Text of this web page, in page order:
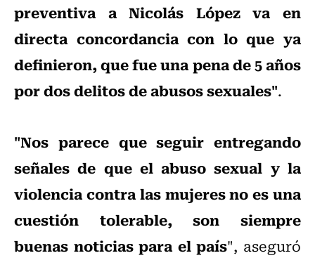
preventiva a Nicolás López va en
directa concordancia con lo que ya
definieron, que fue una pena de 5 años
por dos delitos de abusos sexuales".
"Nos parece que seguir entregando
señales de que el abuso sexual y la
violencia contra las mujeres no es una
cuestión tolerable, son siempre
buenas noticias para el país", aseguró